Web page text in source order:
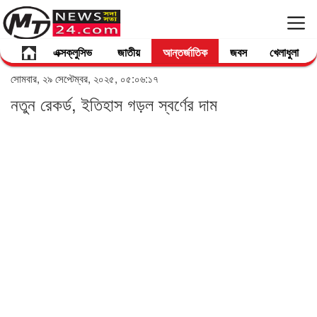
এক্সক্লুসিভ জাতীয় আন্তর্জাতিক জবস খেলাধুলা
সোমবার, ২৯ সেপ্টেম্বর, ২০২৫, ০৫:০৬:১৭
নতুন রেকর্ড, ইতিহাস গড়ল স্বর্ণের দাম